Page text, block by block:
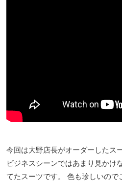
今回は大野店長がオーダーしたス
ビジネスシーンではあまり見かけ
てたスーツです。 色も珍しいので